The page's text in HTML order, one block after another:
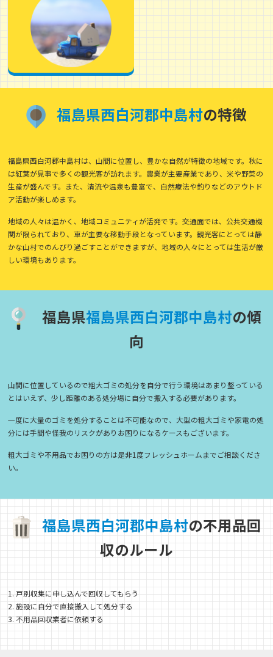
福島県西白河郡中島村の特徴
福島県西白河郡中島村は、山間に位置し、豊かな自然が特徴の地域です。秋に
は紅葉が見事で多くの観光客が訪れます。農業が主要産業であり、米や野菜の
生産が盛んです。また、清流や温泉も豊富で、自然療法や釣りなどのアウトド
ア活動が楽しめます。
地域の人々は温かく、地域コミュニティが活発です。交通面では、公共交通機
関が限られており、車が主要な移動手段となっています。観光客にとっては静
かな山村でのんびり過ごすことができますが、地域の人々にとっては生活が厳
しい環境もあります。
福島県福島県西白河郡中島村の傾
向
山間に位置しているので粗大ゴミの処分を自分で行う環境はあまり整っている
とはいえず、少し距離のある処分場に自分で搬入する必要があります。
一度に大量のゴミを処分することは不可能なので、大型の粗大ゴミや家電の処
分には手間や怪我のリスクがありお困りになるケースもございます。
粗大ゴミや不用品でお困りの方は是非1度フレッシュホームまでご相談くださ
い。
福島県西白河郡中島村の不用品回
収のルール
1. 戸別収集に申し込んで回収してもらう
2. 施設に自分で直接搬入して処分する
3. 不用品回収業者に依頼する